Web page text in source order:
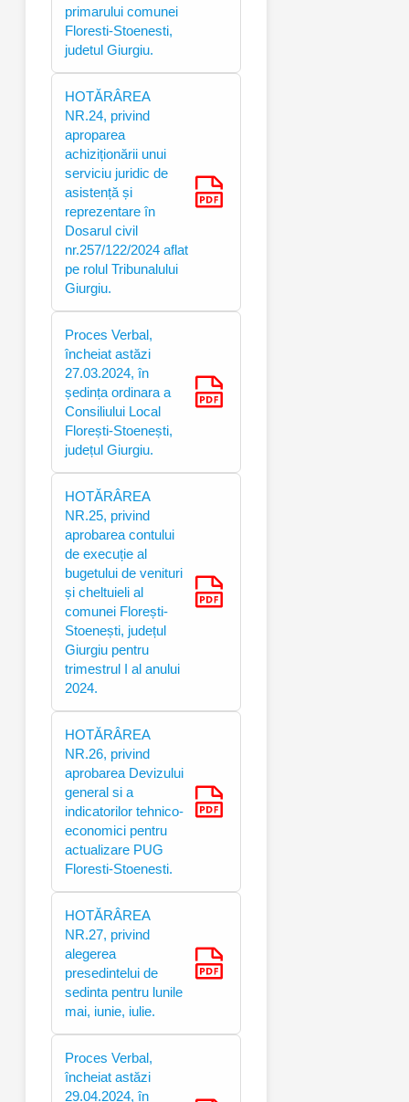
primarului comunei
Floresti-Stoenesti,
judetul Giurgiu.
HOTĂRÂREA
NR.24, privind
aproparea
achiziționării unui
serviciu juridic de
asistență și
reprezentare în
Dosarul civil
nr.257/122/2024 aflat
pe rolul Tribunalului
Giurgiu.
Proces Verbal,
încheiat astăzi
27.03.2024, în
ședința ordinara a
Consiliului Local
Florești-Stoenești,
județul Giurgiu.
HOTĂRÂREA
NR.25, privind
aprobarea contului
de execuție al
bugetului de venituri
și cheltuieli al
comunei Florești-
Stoenești, județul
Giurgiu pentru
trimestrul I al anului
2024.
HOTĂRÂREA
NR.26, privind
aprobarea Devizului
general si a
indicatorilor tehnico-
economici pentru
actualizare PUG
Floresti-Stoenesti.
HOTĂRÂREA
NR.27, privind
alegerea
presedintelui de
sedinta pentru lunile
mai, iunie, iulie.
Proces Verbal,
încheiat astăzi
29.04.2024, în